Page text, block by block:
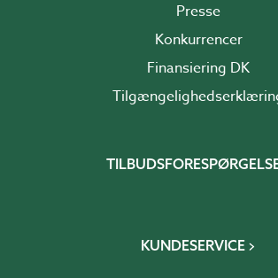
Presse
Konkurrencer
Finansiering DK
KUNDESERVICE